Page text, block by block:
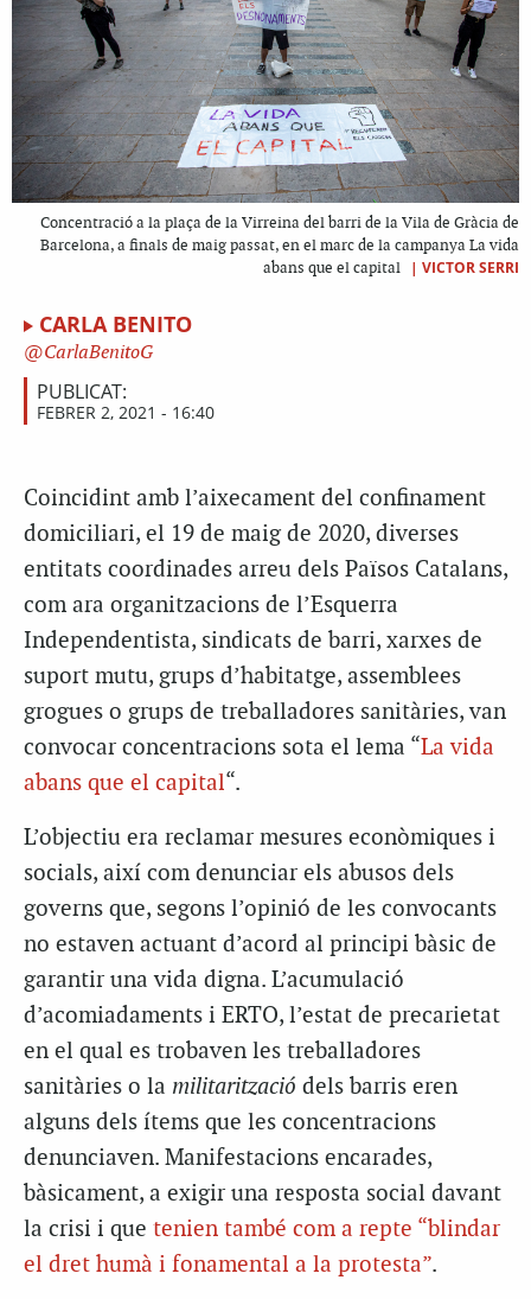
Concentració a la plaça de la Virreina del barri de la Vila de Gràcia de
Barcelona, a finals de maig passat, en el marc de la campanya La vida
abans que el capital
| VICTOR SERRI
CARLA BENITO
CarlaBenitoG
PUBLICAT:
FEBRER 2, 2021 - 16:40
Coincidint amb l’aixecament del confinament
domiciliari, el 19 de maig de 2020, diverses
entitats coordinades arreu dels Països Catalans,
com ara organitzacions de l’Esquerra
Independentista, sindicats de barri, xarxes de
suport mutu, grups d’habitatge, assemblees
grogues o grups de treballadores sanitàries, van
convocar concentracions sota el lema “La vida
abans que el capital“.
L’objectiu era reclamar mesures econòmiques i
socials, així com denunciar els abusos dels
governs que, segons l’opinió de les convocants
no estaven actuant d’acord al principi bàsic de
garantir una vida digna. L’acumulació
d’acomiadaments i ERTO, l’estat de precarietat
en el qual es trobaven les treballadores
sanitàries o la militarització dels barris eren
alguns dels ítems que les concentracions
denunciaven. Manifestacions encarades,
bàsicament, a exigir una resposta social davant
la crisi i que tenien també com a repte “blindar
el dret humà i fonamental a la protesta”.